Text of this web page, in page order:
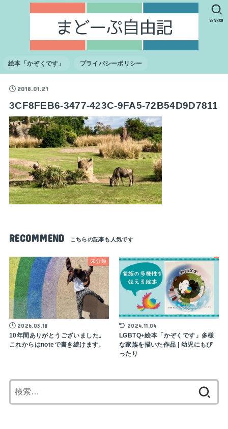
絵本「かぞくです」 プライバシーポリシー
SEARCH
2018.01.21
3CF8FEB6-3477-423C-9FA5-72B54D9D7811
RECOMMEND
未分類
2026.03.18
10年間ありがとうございました。
これからはnoteで書き続けます。
2024.11.04
LGBTQ+絵本「かぞくです」多様
な家族を描いた作品 | 幼児にもぴ
ったり
索: